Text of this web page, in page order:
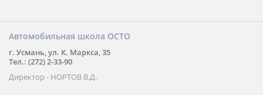
Автомобильная школа ОСТО
г. Усмань, ул. К. Маркса, 35
Тел.: (272) 2-33-90
Директор - НОРТОВ В.Д.